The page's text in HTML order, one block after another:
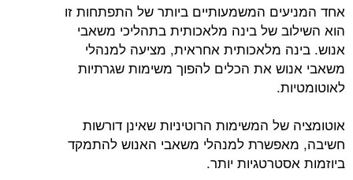
אחד המניעים המשמעותיים ביותר של התפתחות זו
הוא השילוב של בינה מלאכותית בתהליכי משאבי
אנוש. בינה מלאכותית אחראית, מציעה למנהלי
משאבי אנוש את הכלים להפוך משימות שגרתיות
לאוטומטיות.
אוטומציה של המשימות הרוטיניות שאינן דורשות
חשיבה, מאפשרת למנהלי משאבי האנוש להתמקד
ביוזמות אסטרטגיות יותר.